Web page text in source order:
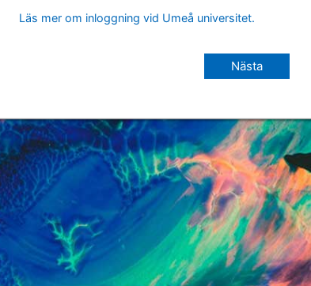
Läs mer om inloggning vid Umeå universitet.
Nästa